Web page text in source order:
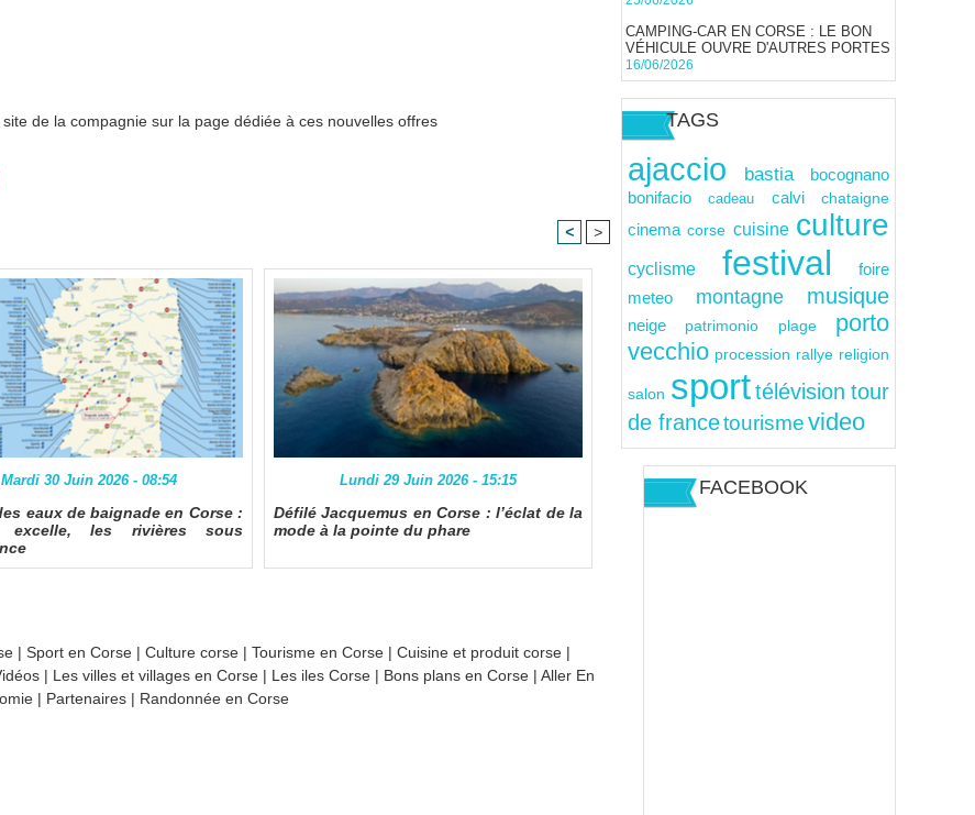
de la compagnie sur la page dédiée à ces nouvelles offres
< >
Mardi 30 Juin 2026 - 08:54
eaux de baignade en Corse :
les rivières sous
Lundi 29 Juin 2026 - 15:15
Défilé Jacquemus en Corse : l’éclat de la
mode à la pointe du phare
| Sport en Corse | Culture corse | Tourisme en Corse | Cuisine et produit corse |
| Les villes et villages en Corse | Les iles Corse | Bons plans en Corse | Aller En
| Partenaires | Randonnée en Corse
CAMPING-CAR EN CORSE : LE BON
VÉHICULE OUVRE D'AUTRES PORTES
16/06/2026
TAGS
ajaccio bastia bocognano
bonifacio cadeau calvi chataigne
cinema corse cuisine culture
cyclisme festival foire
meteo montagne musique
neige patrimonio plage
porto
vecchio procession rallye religion
salon sport télévision tour
de francetourismevideo
FACEBOOK